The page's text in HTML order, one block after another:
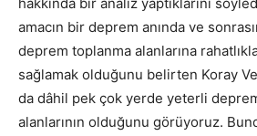
amacın bir deprem anında ve
deprem toplanma alanlarına
sağlamak olduğunu belirten Koray
da dâhil pek çok yerde yeterli
alanlarının olduğunu görüyoruz.